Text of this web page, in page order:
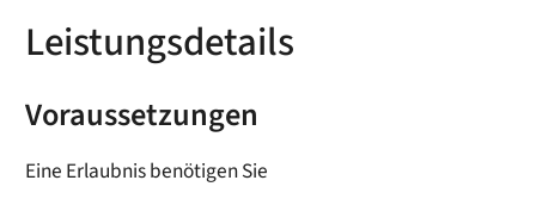
Leistungsdetails
Voraussetzungen
Eine Erlaubnis benötigen Sie